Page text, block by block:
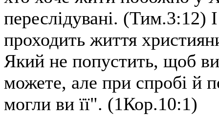
переслідувані. (Тим.3:12)
проходить життя
Який не попустить, щоб
можете, але при спробі й
могли ви її". (1Кор.10:1)